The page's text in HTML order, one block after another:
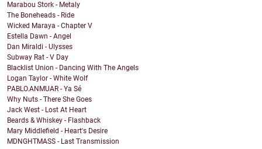
Marabou Stork - Metaly
The Boneheads - Ride
Wicked Maraya - Chapter V
Estella Dawn - Angel
Dan Miraldi - Ulysses
Subway Rat - V Day
Blacklist Union - Dancing With The Angels
Logan Taylor - White Wolf
PABLO.ANMUAR - Ya Sé
Why Nuts - There She Goes
Jack West - Lost At Heart
Beards & Whiskey - Flashback
Mary Middlefield - Heart's Desire
MDNGHTMASS - Last Transmission